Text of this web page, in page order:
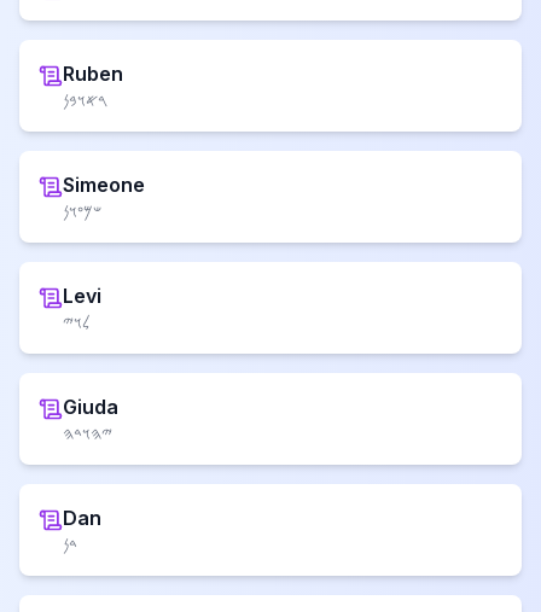
Ruben
𐤓𐤀𐤅𐤁𐤍
Simeone
𐤔𐤌𐤏𐤅𐤍
Levi
𐤋𐤅𐤉
Giuda
𐤉𐤄𐤅𐤃𐤄
Dan
𐤃𐤍